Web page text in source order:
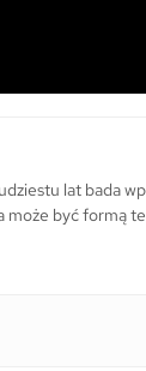
lat bada
może być formą